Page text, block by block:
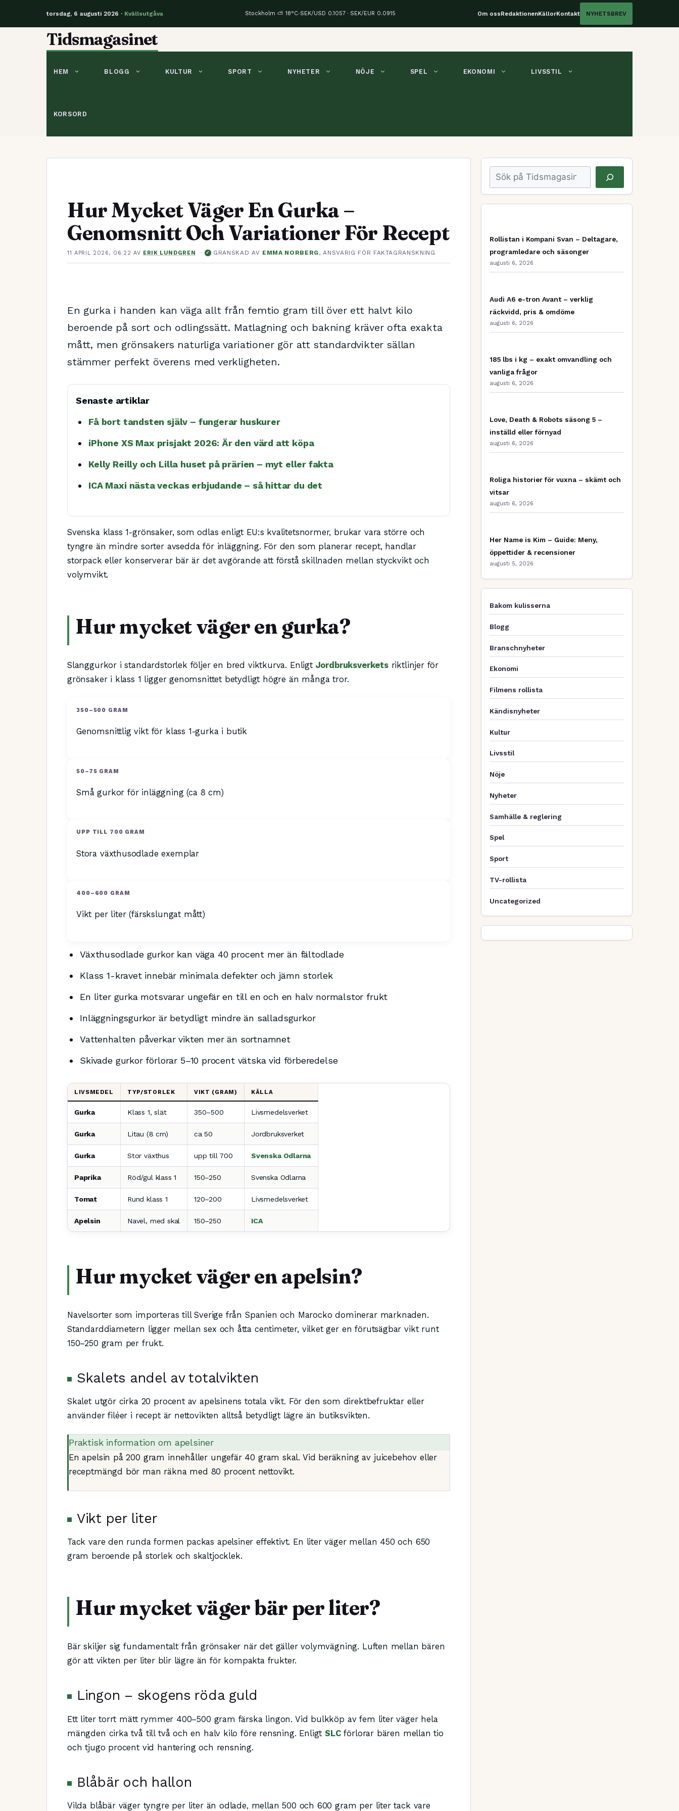
torsdag, 6 augusti 2026 · Kvällsutgåva Stockholm ⛅ 18°C SEK/USD 0.1057 · SEK/EUR 0.0915 Om ossRedaktionenKällorKontakt NYHETSBREV
Tidsmagasinet
HEM BLOGG KULTUR SPORT NYHETER NÖJE SPEL EKONOMI LIVSSTIL
KORSORD
Hur Mycket Väger En Gurka –
Genomsnitt Och Variationer För Recept
11 APRIL 2026, 06:22 AV ERIK LUNDGREN · ✓ GRANSKAD AV EMMA NORBERG, ANSVARIG FÖR FAKTAGRANSKNING
En gurka i handen kan väga allt från femtio gram till över ett halvt kilo
beroende på sort och odlingssätt. Matlagning och bakning kräver ofta exakta
mått, men grönsakers naturliga variationer gör att standardvikter sällan
stämmer perfekt överens med verkligheten.
Senaste artiklar
Få bort tandsten själv – fungerar huskurer
iPhone XS Max prisjakt 2026: Är den värd att köpa
Kelly Reilly och Lilla huset på prärien – myt eller fakta
ICA Maxi nästa veckas erbjudande – så hittar du det
Svenska klass 1-grönsaker, som odlas enligt EU:s kvalitetsnormer, brukar vara större och
tyngre än mindre sorter avsedda för inläggning. För den som planerar recept, handlar
storpack eller konserverar bär är det avgörande att förstå skillnaden mellan styckvikt och
volymvikt.
Hur mycket väger en gurka?
Slanggurkor i standardstorlek följer en bred viktkurva. Enligt Jordbruksverketsriktlinjer för
grönsaker i klass 1 ligger genomsnittet betydligt högre än många tror.
350–500 GRAM
Genomsnittlig vikt för klass 1-gurka i butik
50–75 GRAM
Små gurkor för inläggning (ca 8 cm)
UPP TILL 700 GRAM
Stora växthusodlade exemplar
400–600 GRAM
Vikt per liter (färskslungat mått)
Växthusodlade gurkor kan väga 40 procent mer än fältodlade
Klass 1-kravet innebär minimala defekter och jämn storlek
En liter gurka motsvarar ungefär en till en och en halv normalstor frukt
Inläggningsgurkor är betydligt mindre än salladsgurkor
Vattenhalten påverkar vikten mer än sortnamnet
Skivade gurkor förlorar 5–10 procent vätska vid förberedelse
LIVSMEDEL TYP/STORLEK VIKT (GRAM) KÄLLA
Gurka Klass 1, slät 350–500 Livsmedelsverket
Gurka Litau (8 cm) ca 50 Jordbruksverket
Gurka Stor växthus upp till 700 Svenska Odlarna
Paprika Röd/gul klass 1 150–250 Svenska Odlarna
Tomat Rund klass 1 120–200 Livsmedelsverket
Apelsin Navel, med skal 150–250 ICA
Hur mycket väger en apelsin?
Navelsorter som importeras till Sverige från Spanien och Marocko dominerar marknaden.
Standarddiametern ligger mellan sex och åtta centimeter, vilket ger en förutsägbar vikt runt
150–250 gram per frukt.
Skalets andel av totalvikten
Skalet utgör cirka 20 procent av apelsinens totala vikt. För den som direktbefruktar eller
använder filéer i recept är nettovikten alltså betydligt lägre än butiksvikten.
Praktisk information om apelsiner
En apelsin på 200 gram innehåller ungefär 40 gram skal. Vid beräkning av juicebehov eller
receptmängd bör man räkna med 80 procent nettovikt.
Vikt per liter
Tack vare den runda formen packas apelsiner effektivt. En liter väger mellan 450 och 650
gram beroende på storlek och skaltjocklek.
Hur mycket väger bär per liter?
Bär skiljer sig fundamentalt från grönsaker när det gäller volymvägning. Luften mellan bären
gör att vikten per liter blir lägre än för kompakta frukter.
Lingon – skogens röda guld
Ett liter torrt mätt rymmer 400–500 gram färska lingon. Vid bulkköp av fem liter väger hela
mängden cirka två till två och en halv kilo före rensning. EnligtSLCförlorar bären mellan tio
och tjugo procent vid hantering och rensning.
Blåbär och hallon
Vilda blåbär väger tyngre per liter än odlade, mellan 500 och 600 gram per liter tack vare
Sök
Rollistan i Kompani Svan – Deltagare,
programledare och säsonger
augusti 6, 2026
Audi A6 e-tron Avant – verklig
räckvidd, pris & omdöme
augusti 6, 2026
185 lbs i kg – exakt omvandling och
vanliga frågor
augusti 6, 2026
Love, Death & Robots säsong 5 –
inställd eller förnyad
augusti 6, 2026
Roliga historier för vuxna – skämt och
vitsar
augusti 6, 2026
Her Name is Kim – Guide: Meny,
öppettider & recensioner
augusti 5, 2026
Bakom kulisserna
Blogg
Branschnyheter
Ekonomi
Filmens rollista
Kändisnyheter
Kultur
Livsstil
Nöje
Nyheter
Samhälle & reglering
Spel
Sport
TV-rollista
Uncategorized